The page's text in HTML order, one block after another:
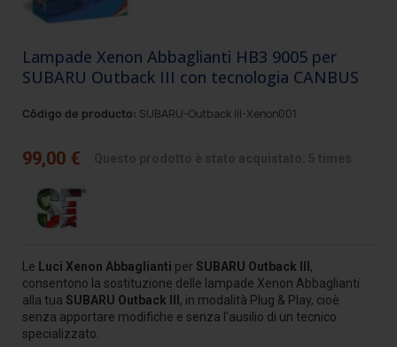
Lampade Xenon Abbaglianti HB3 9005 per
SUBARU Outback III con tecnologia CANBUS
Código de producto: SUBARU-Outback III-Xenon001
99,00 €
Le Luci Xenon Abbaglianti per SUBARU Outback III ,
consentono la sostituzione delle lampade Xenon Abbaglianti
alla tua SUBARU Outback III , in modalità Plug & Play, cioè
senza apportare modifiche e senza l'ausilio di un tecnico
specializzato.